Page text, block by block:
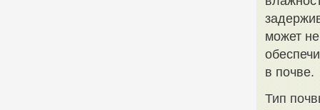
может
в почве.
Тип